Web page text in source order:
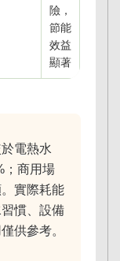
險，
節能
效益
顯著
電熱水
；商用場
實際耗能
慣、設備
供參考。